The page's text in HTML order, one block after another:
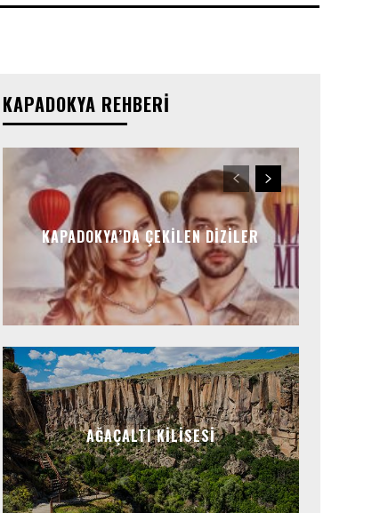
KAPADOKYA REHBERI
KAPADOKYA’DA ÇEKILEN DIZILER
AĞAÇALTI KILISESI